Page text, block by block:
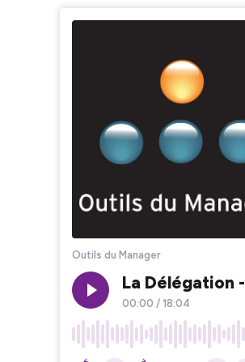
Outils du Manager
La Délégation -
00:00 / 18:04